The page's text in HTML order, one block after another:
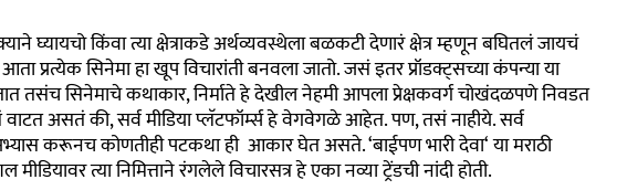
घ्यायचो किंवा त्या क्षेत्राकडे अर्थव्यवस्थेला बळकटी देणारं क्षेत्र म्हणून बघितलं जायचं
प्रत्येक सिनेमा हा खूप विचारांती बनवला जातो. जसं इतर प्रॉडक्ट्सच्या कंपन्या या
तसंच सिनेमाचे कथाकार,निर्माते हे देखील नेहमी आपला प्रेक्षकवर्ग चोखंदळपणे निवडत
वाटत असतं की,सर्व मीडिया प्लॅटफॉर्म्स हे वेगवेगळे आहेत. पण,तसं नाहीये. सर्व
करूनच कोणतीही पटकथा ही आकार घेत असते.‘बाईपण भारी देवा‘या मराठी
त्या निमित्ताने रंगलेले विचारसत्र हे एका नव्या ट्रेंडची नांदी होती.